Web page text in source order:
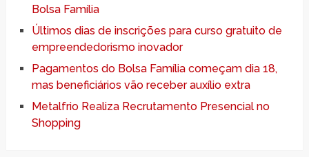
Bolsa Família
Últimos dias de inscrições para curso gratuito de
empreendedorismo inovador
Pagamentos do Bolsa Família começam dia 18,
mas beneficiários vão receber auxílio extra
Metalfrio Realiza Recrutamento Presencial no
Shopping